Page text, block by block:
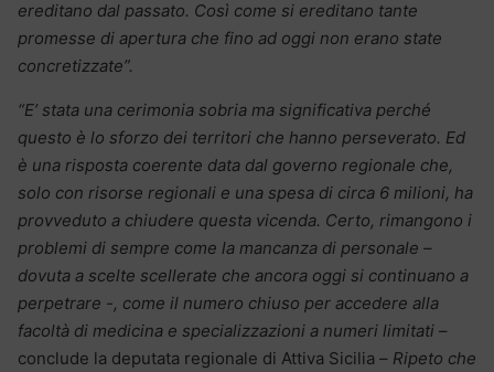
ereditano dal passato. Così come si ereditano tante
promesse di apertura che fino ad oggi non erano state
concretizzate”.
“E’ stata una cerimonia sobria ma significativa perché
questo è lo sforzo dei territori che hanno perseverato. Ed
è una risposta coerente data dal governo regionale che,
solo con risorse regionali e una spesa di circa 6 milioni, ha
provveduto a chiudere questa vicenda. Certo, rimangono i
problemi di sempre come la mancanza di personale –
dovuta a scelte scellerate che ancora oggi si continuano a
perpetrare -, come il numero chiuso per accedere alla
facoltà di medicina e specializzazioni a numeri limitati –
conclude la deputata regionale di Attiva Sicilia – Ripeto che